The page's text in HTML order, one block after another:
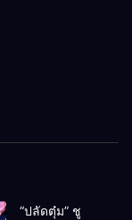
“ปลัดตุ๋ม” ชู